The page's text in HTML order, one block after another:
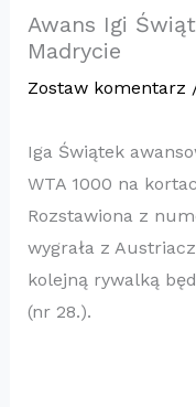
Awans Igi
Madrycie
Zostaw komentarz
Iga Świątek
WTA 1000 na
Rozstawiona z
wygrała z
kolejną rywalką
(nr 28.).